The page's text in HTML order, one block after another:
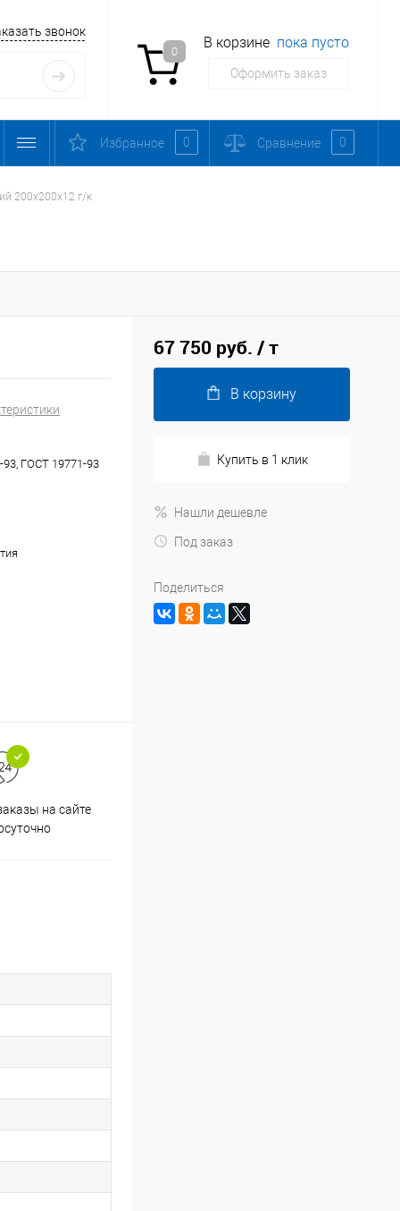
звонок
0
В корзине пока пусто
Оформить заказ
Избранное 0 Сравнение 0
200х200х12 г/к
ГОСТ 19771-93
на сайте
67 750 руб. / т
В корзину
Купить в 1 клик
Нашли дешевле
Под заказ
Поделиться